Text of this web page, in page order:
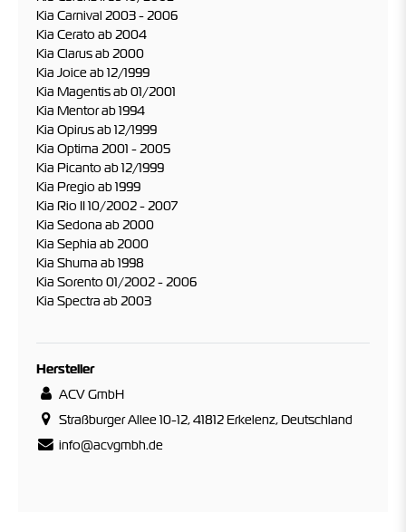
Kia Carnival 2003 - 2006
Kia Cerato ab 2004
Kia Clarus ab 2000
Kia Joice ab 12/1999
Kia Magentis ab 01/2001
Kia Mentor ab 1994
Kia Opirus ab 12/1999
Kia Optima 2001 - 2005
Kia Picanto ab 12/1999
Kia Pregio ab 1999
Kia Rio II 10/2002 - 2007
Kia Sedona ab 2000
Kia Sephia ab 2000
Kia Shuma ab 1998
Kia Sorento 01/2002 - 2006
Kia Spectra ab 2003
Hersteller
ACV GmbH
Straßburger Allee 10-12, 41812 Erkelenz, Deutschland
info@acvgmbh.de